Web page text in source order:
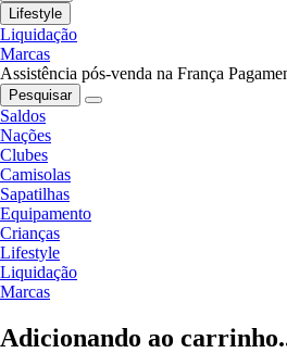
Lifestyle
Liquidação
Marcas
Assistência pós-venda na França
Pesquisar
Saldos
Nações
Clubes
Camisolas
Sapatilhas
Equipamento
Crianças
Lifestyle
Liquidação
Marcas
Adicionando ao